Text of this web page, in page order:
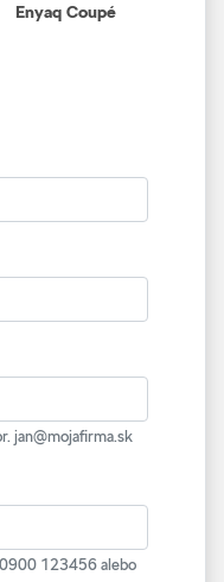
Enyaq Coupé
jan@mojafirma.sk
123456 alebo